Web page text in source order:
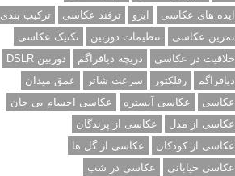
ایده های عکاسی
ایزو ترفند عکاسی
ترکیب بندی
تمرین عکاسی
تنظیمات دوربین
تکنیک عکاسی
خلاقیت در عکاسی
دریچه دیافراگم
دوربین DSLR
دیافراگم
رفلکتور سرعت شاتر
عمق میدان
عکاسی
عکاسی آبستره
عکاسی اجسام بی جان
عکاسی از مدل
عکاسی از پرندگان
عکاسی از کودکان
عکاسی از گل ها
عکاسی خیابانی
عکاسی در شب